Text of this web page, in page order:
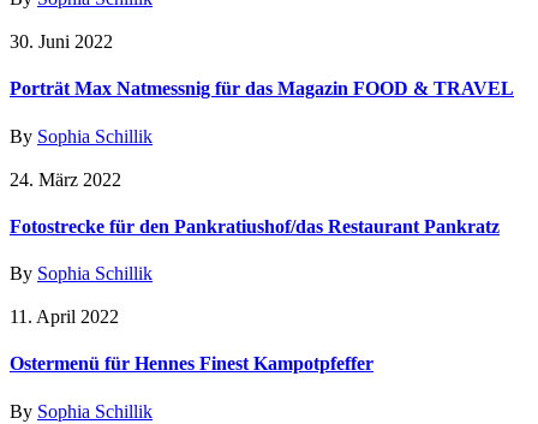
30. Juni 2022
Porträt Max Natmessnig für das Magazin FOOD & TRAVEL
By Sophia Schillik
24. März 2022
Fotostrecke für den Pankratiushof/das Restaurant Pankratz
By Sophia Schillik
11. April 2022
Ostermenü für Hennes Finest Kampotpfeffer
By Sophia Schillik